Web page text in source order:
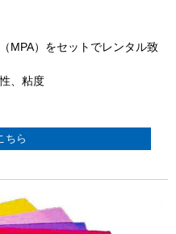
MPA）をセットでレンタル致
、粘度
ちら